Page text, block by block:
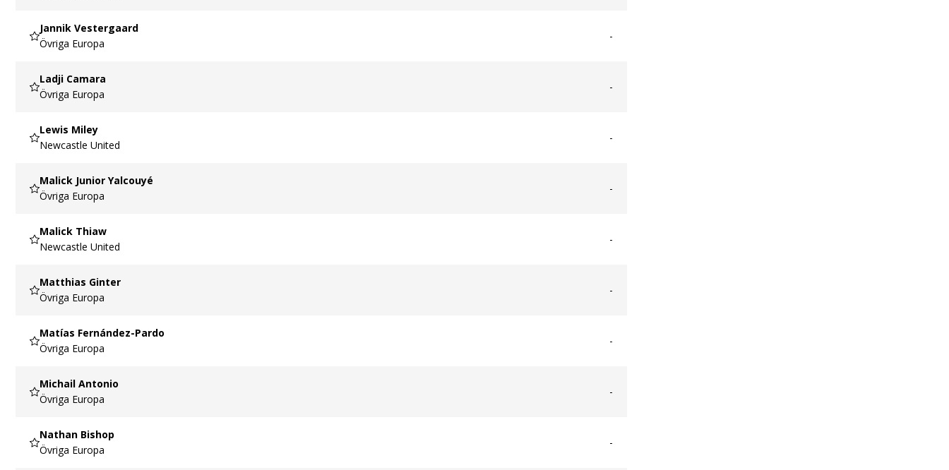
Jannik Vestergaard
Övriga Europa
-
Ladji Camara
Övriga Europa
-
Lewis Miley
Newcastle United
-
Malick Junior Yalcouyé
Övriga Europa
-
Malick Thiaw
Newcastle United
-
Matthias Ginter
Övriga Europa
-
Matías Fernández-Pardo
Övriga Europa
-
Michail Antonio
Övriga Europa
-
Nathan Bishop
Övriga Europa
-